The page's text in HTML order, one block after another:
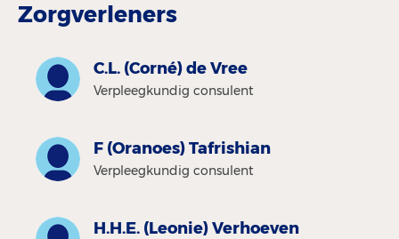
Zorgverleners
C.L. (Corné) de Vree
Verpleegkundig consulent
F (Oranoes) Tafrishian
Verpleegkundig consulent
H.H.E. (Leonie) Verhoeven